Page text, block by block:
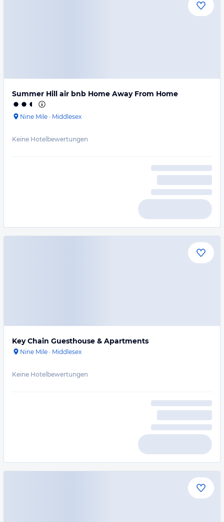
Summer Hill air bnb Home Away From Home
Nine Mile · Middlesex
Keine Hotelbewertungen
Key Chain Guesthouse & Apartments
Nine Mile · Middlesex
Keine Hotelbewertungen